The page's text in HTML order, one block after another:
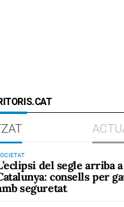
del segle arriba a
consells per
seguretat